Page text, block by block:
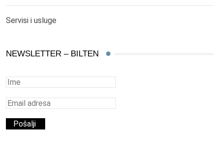
Servisi i usluge
NEWSLETTER – BILTEN